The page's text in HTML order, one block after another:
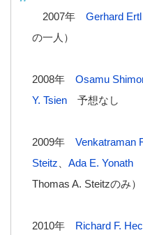
2007年 Gerhard Ertl
の一人）
2008年 Osamu
Y. Tsien 予想なし
2009年 Venkatraman
Steitz
Ada E. Yonath
Thomas A. Steitzのみ）
2010年 Richard F.